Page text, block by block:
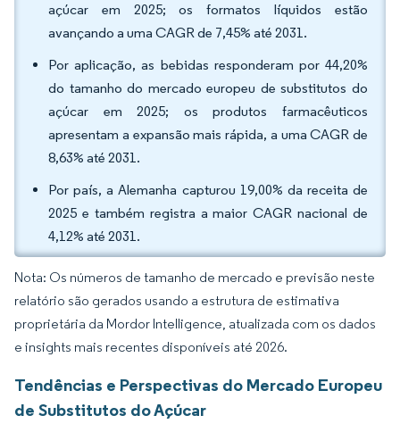
açúcar em 2025; os formatos líquidos estão
avançando a uma CAGR de 7,45% até 2031.
Por aplicação, as bebidas responderam por 44,20%
do tamanho do mercado europeu de substitutos do
açúcar em 2025; os produtos farmacêuticos
apresentam a expansão mais rápida, a uma CAGR de
8,63% até 2031.
Por país, a Alemanha capturou 19,00% da receita de
2025 e também registra a maior CAGR nacional de
4,12% até 2031.
Nota: Os números de tamanho de mercado e previsão neste
relatório são gerados usando a estrutura de estimativa
proprietária da Mordor Intelligence, atualizada com os dados
e insights mais recentes disponíveis até 2026.
Tendências e Perspectivas do Mercado Europeu
de Substitutos do Açúcar